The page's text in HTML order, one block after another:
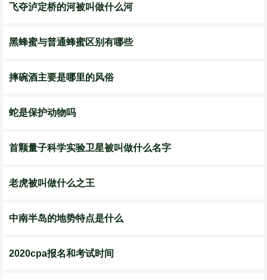
飞夺泸定桥的河被叫做什么河
黑蜂蜜与普通蜂蜜区别有哪些
摔碗酒主要是哪里的风俗
蛇是保护动物吗
首颗量子科学实验卫星被叫做什么名字
老虎被叫做什么之王
中南半岛的地势特点是什么
2020cpa报名和考试时间